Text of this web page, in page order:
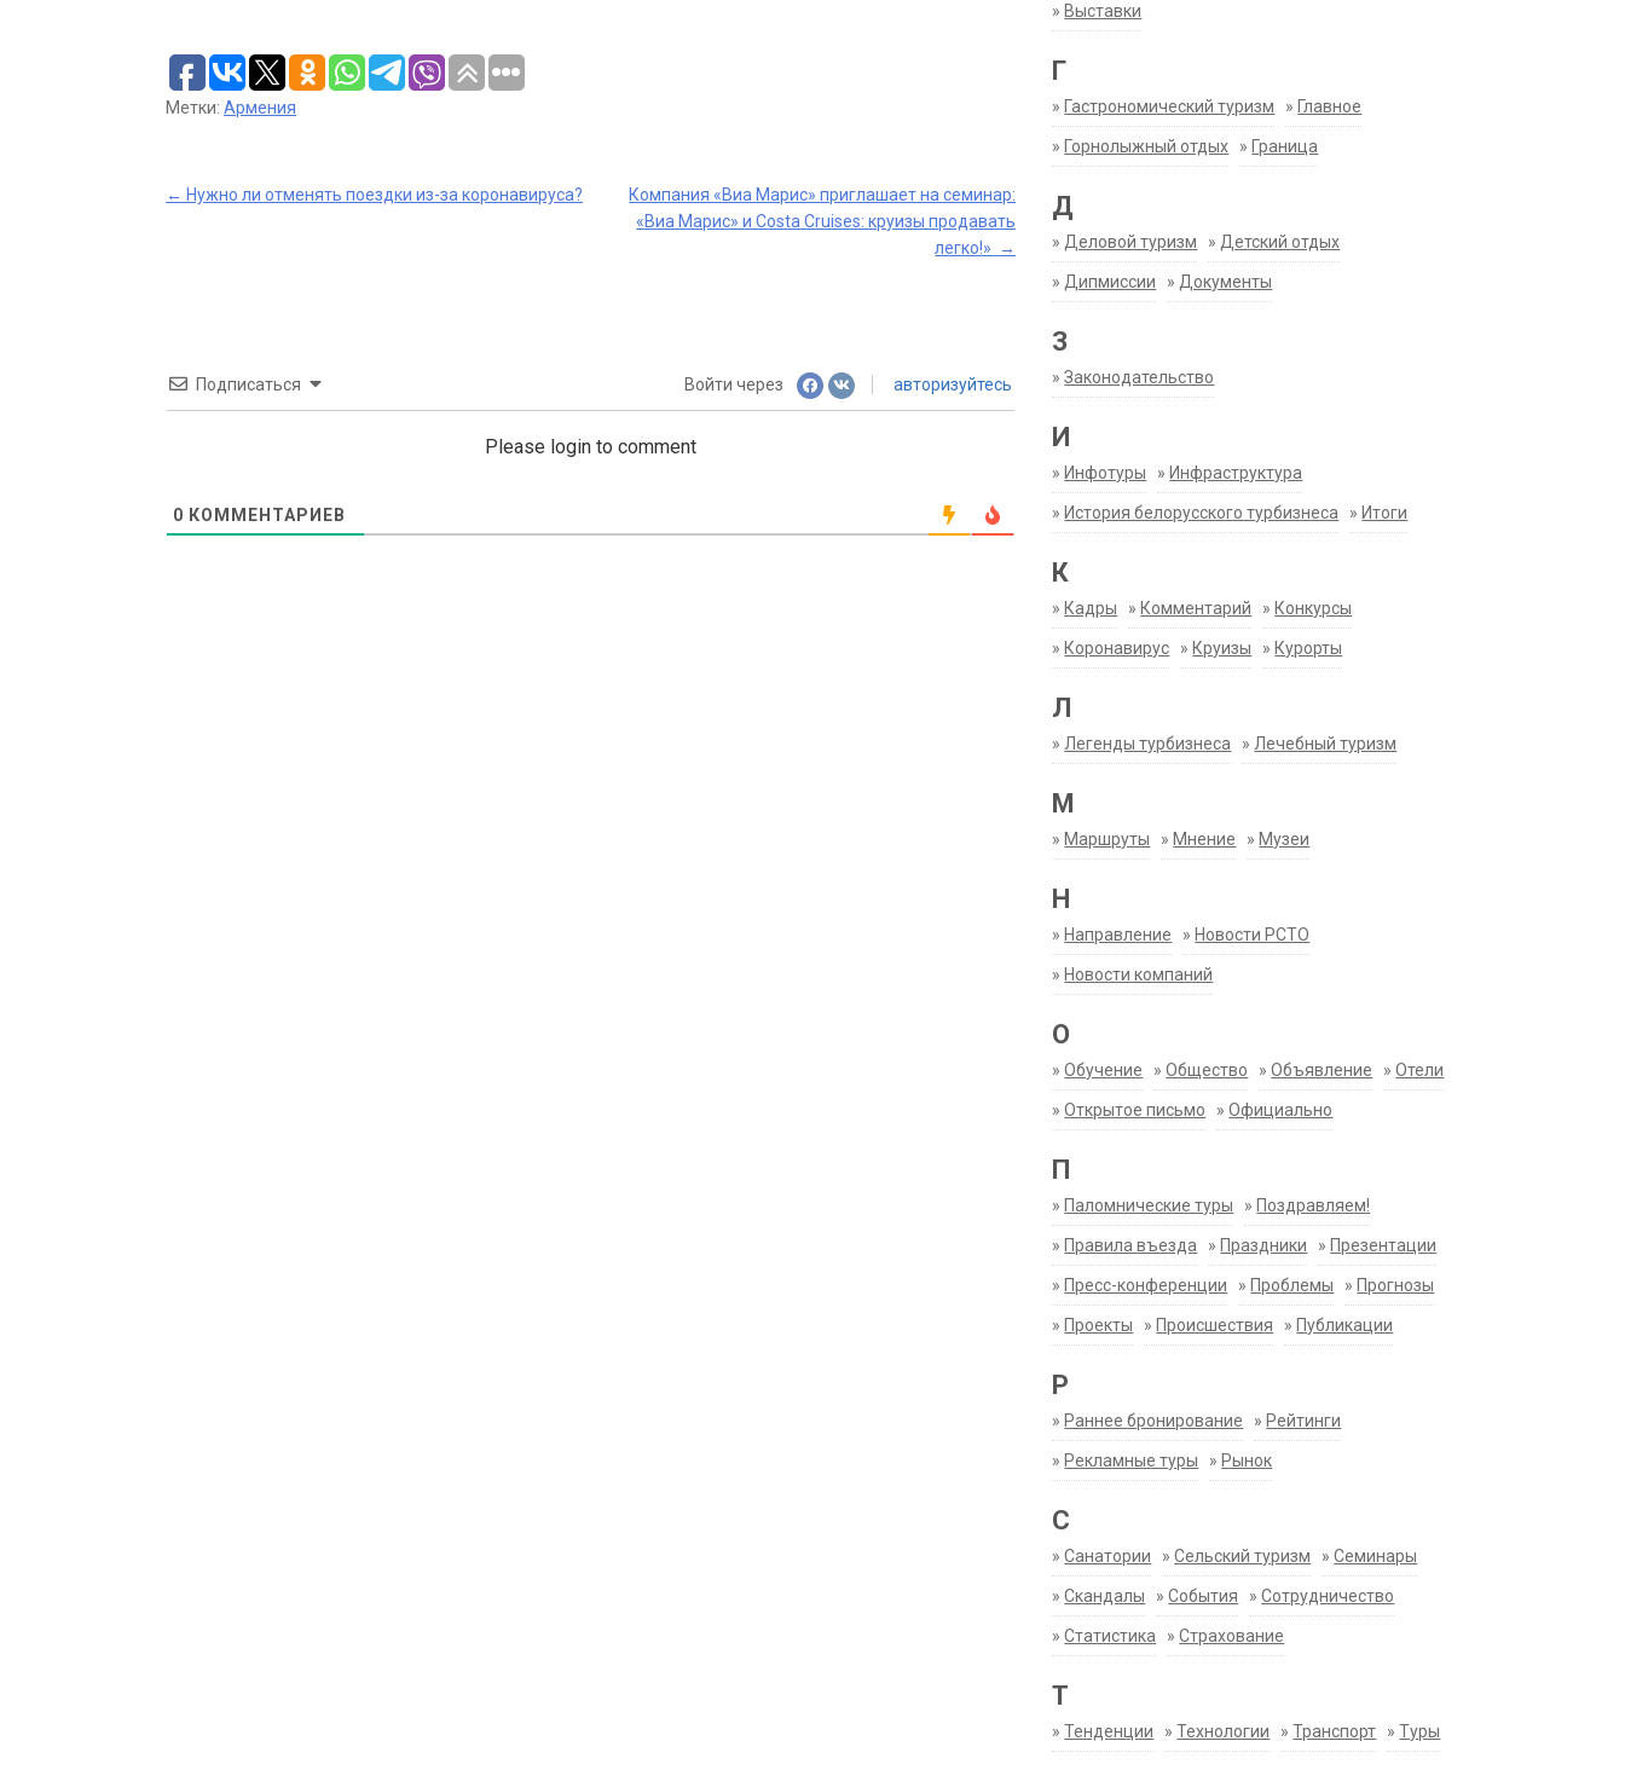
Метки: Армения
Post
← Нужно ли отменять поездки из-за коронавируса?
Компания «Виа Марис» приглашает на семинар:
«Виа Марис» и Costa Cruises: круизы продавать
легко!» →
Подписаться Войти через авторизуйтесь
Please login to comment
0 КОММЕНТАРИЕВ
» Выставки
Г
» Гастрономический туризм » Главное
» Горнолыжный отдых » Граница
Д
» Деловой туризм » Детский отдых
» Дипмиссии » Документы
З
»Законодательство
И
» Инфотуры » Инфраструктура
» История белорусского турбизнеса » Итоги
К
» Кадры » Комментарий » Конкурсы
» Коронавирус » Круизы » Курорты
Л
» Легенды турбизнеса » Лечебный туризм
М
» Маршруты » Мнение » Музеи
Н
» Направление » Новости РСТО
» Новости компаний
О
»Обучение »Общество »Объявление »Отели
»Открытое письмо »Официально
П
» Паломнические туры » Поздравляем!
» Правила въезда » Праздники » Презентации
» Пресс-конференции » Проблемы » Прогнозы
» Проекты » Происшествия » Публикации
Р
» Раннее бронирование » Рейтинги
» Рекламные туры » Рынок
С
»Санатории »Сельский туризм »Семинары
»Скандалы »События »Сотрудничество
»Статистика »Страхование
Т
»Тенденции »Технологии »Транспорт »Туры